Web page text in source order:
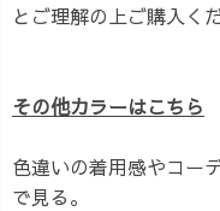
とご理解の上ご購入く
その他カラーはこちら
色違いの着用感やコー
で見る。